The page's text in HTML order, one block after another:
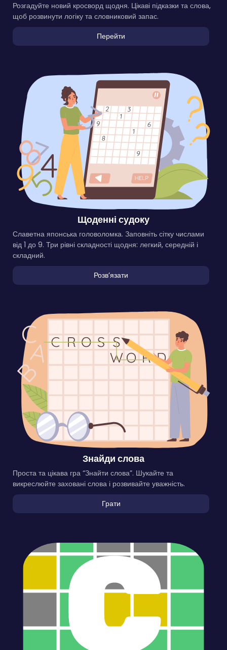
Розгадуйте новий кросворд щодня. Цікаві підказки та слова,
щоб розвинути логіку та словниковий запас.
Перейти
Щоденні судоку
Славетна японська головоломка. Заповніть сітку числами
від 1 до 9. Три рівні складності щодня: легкий, середній і
складний.
Розвʼязати
Знайди слова
Проста та цікава гра “Знайти слова”. Шукайте та
викреслюйте заховані слова і розвивайте уважність.
Грати